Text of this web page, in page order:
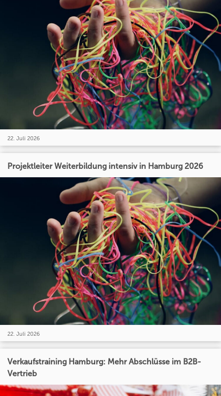
22. Juli 2026
Projektleiter Weiterbildung intensiv in Hamburg 2026
22. Juli 2026
Verkaufstraining Hamburg: Mehr Abschlüsse im B2B-
Vertrieb